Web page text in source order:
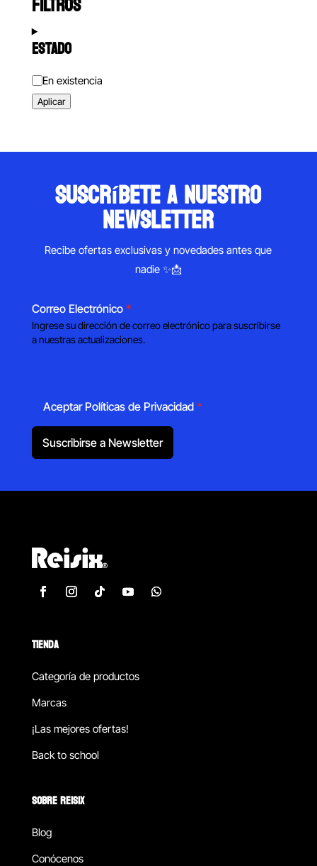
ESTADO
Estado
En existencia
Aplicar
suscríbete a nuestro
newsletter
Recibe ofertas exclusivas y novedades antes que
nadie ✨📩
Correo Electrónico *
Ingrese su dirección de correo electrónico para suscribirse
a nuestras actualizaciones.
Aceptar Políticas de Privacidad *
Suscribirse a Newsletter
TIENDA
Categoría de productos
Marcas
¡Las mejores ofertas!
Back to school
SOBRE REISIX
Blog
Conócenos